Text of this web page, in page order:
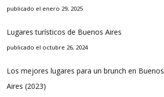
publicado el enero 29, 2025
Lugares turísticos de Buenos Aires
publicado el octubre 26, 2024
Los mejores lugares para un brunch en Buenos
Aires (2023)